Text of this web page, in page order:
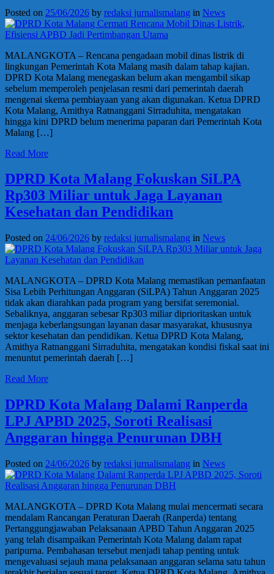
Posted on 25/06/2026 by redaksi jurnalismalang in News
MALANGKOTA – Rencana pengadaan mobil dinas listrik di
lingkungan Pemerintah Kota Malang masih dalam tahap kajian.
DPRD Kota Malang menegaskan belum akan mengambil sikap
sebelum memperoleh penjelasan resmi dari pemerintah daerah
mengenai skema pembiayaan yang akan digunakan. Ketua DPRD
Kota Malang, Amithya Ratnanggani Sirraduhita, mengatakan
hingga kini DPRD belum menerima paparan dari Pemerintah Kota
Malang […]
Read More
DPRD Kota Malang Fokuskan SiLPA
Rp303 Miliar untuk Jaga Layanan
Kesehatan dan Pendidikan
Posted on 24/06/2026 by redaksi jurnalismalang in News
MALANGKOTA – DPRD Kota Malang memastikan pemanfaatan
Sisa Lebih Perhitungan Anggaran (SiLPA) Tahun Anggaran 2025
tidak akan diarahkan pada program yang bersifat seremonial.
Sebaliknya, anggaran sebesar Rp303 miliar diprioritaskan untuk
menjaga keberlangsungan layanan dasar masyarakat, khususnya
sektor kesehatan dan pendidikan. Ketua DPRD Kota Malang,
Amithya Ratnanggani Sirraduhita, mengatakan kondisi fiskal saat ini
menuntut pemerintah daerah […]
Read More
DPRD Kota Malang Dalami Ranperda
LPJ APBD 2025, Soroti Realisasi
Anggaran hingga Penurunan DBH
Posted on 24/06/2026 by redaksi jurnalismalang in News
MALANGKOTA – DPRD Kota Malang mulai mencermati secara
mendalam Rancangan Peraturan Daerah (Ranperda) tentang
Pertanggungjawaban Pelaksanaan APBD Tahun Anggaran 2025
yang telah disampaikan Pemerintah Kota Malang dalam rapat
paripurna. Pembahasan tersebut menjadi tahap penting untuk
mengevaluasi sejauh mana pelaksanaan anggaran selama satu tahun